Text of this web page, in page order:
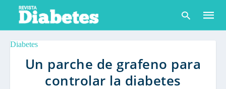
Diabetes
Un parche de grafeno para
controlar la diabetes